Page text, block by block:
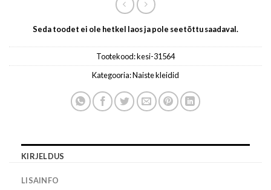
Seda toodet ei ole hetkel laos ja pole seetõttu saadaval.
Tootekood:kesi-31564
Kategooria:Naiste kleidid
KIRJELDUS
LISAINFO